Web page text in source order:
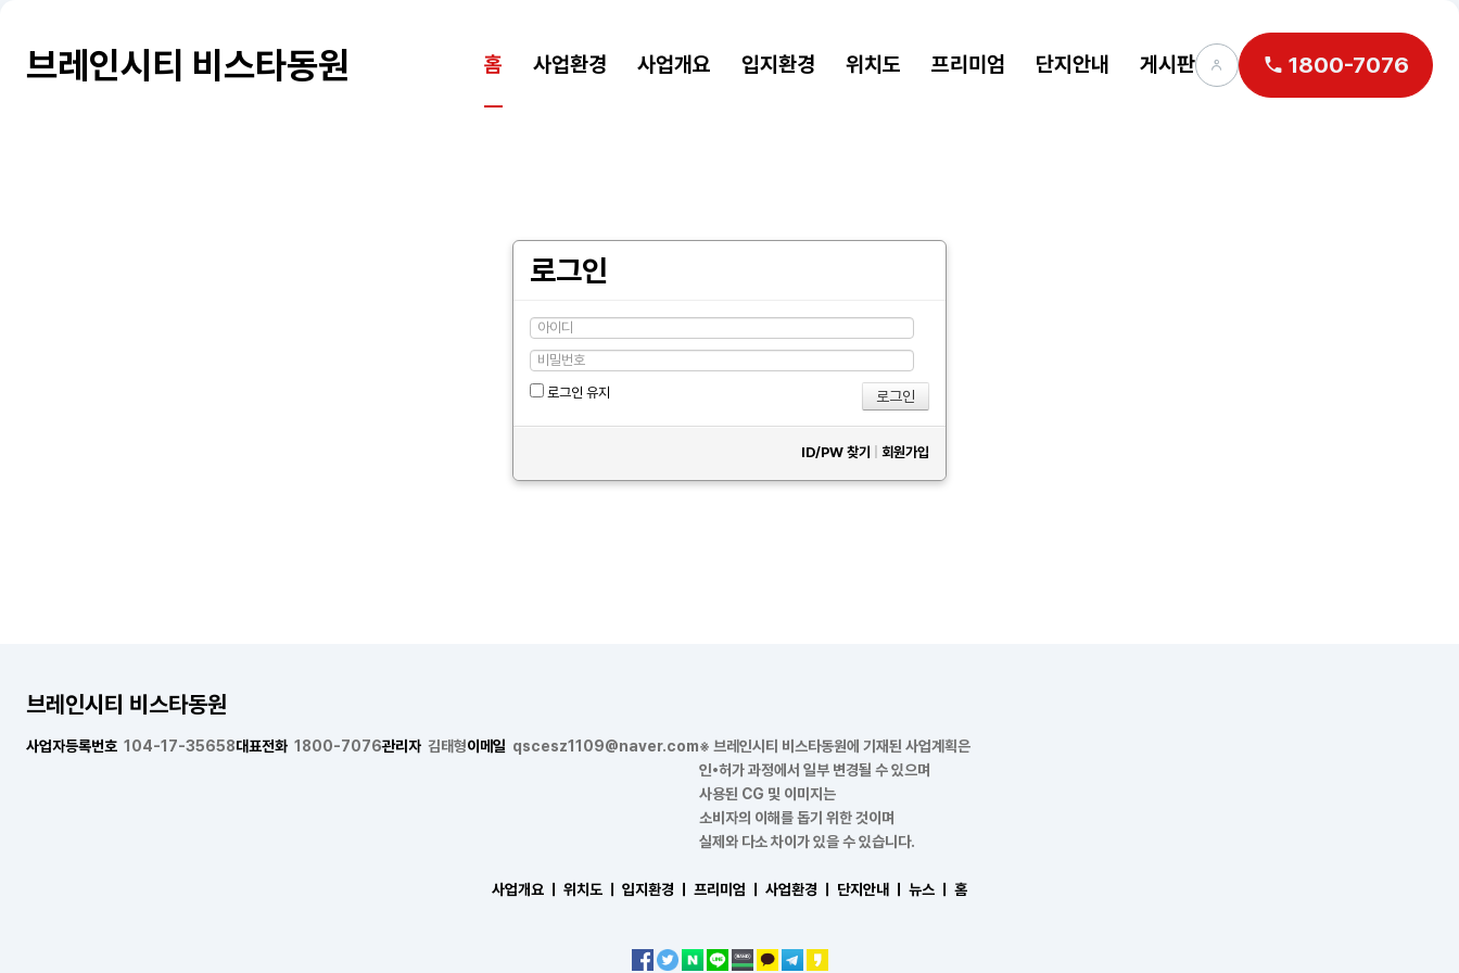
브레인시티 비스타동원 홈 사업환경 사업개요 입지환경 위치도 프리미엄 단지안내 게시판 1800-7076
로그인
로그인 유지
ID/PW 찾기 회원가입
브레인시티 비스타동원
사업자등록번호 104-17-35658대표전화 1800-7076관리자 김태형이메일 qscesz1109@naver.com※ 브레인시티 비스타동원에 기재된 사업계획은
인•허가 과정에서 일부 변경될 수 있으며
사용된 CG 및 이미지는
소비자의 이해를 돕기 위한 것이며
실제와 다소 차이가 있을 수 있습니다.
사업개요 ㅣ 위치도 ㅣ 입지환경 ㅣ 프리미엄 ㅣ 사업환경 ㅣ 단지안내 ㅣ 뉴스 ㅣ 홈